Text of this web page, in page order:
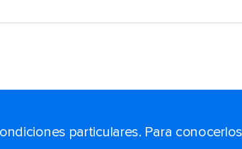
particulares. Para